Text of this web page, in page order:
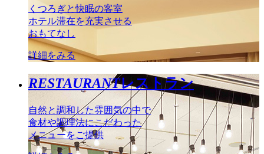
くつろぎと快眠の客室
ホテル滞在を充実させる
おもてなし
詳細をみる
RESTAURANTレストラン
自然と調和した雰囲気の中で
食材や調理法にこだわった
メニューをご提供